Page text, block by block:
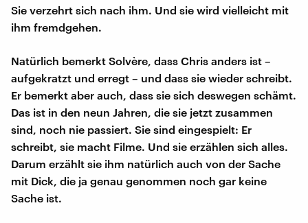
Sie verzehrt sich nach ihm. Und sie wird vielleicht mit
ihm fremdgehen.
Natürlich bemerkt Solvère, dass Chris anders ist –
aufgekratzt und erregt – und dass sie wieder schreibt.
Er bemerkt aber auch, dass sie sich deswegen schämt.
Das ist in den neun Jahren, die sie jetzt zusammen
sind, noch nie passiert. Sie sind eingespielt: Er
schreibt, sie macht Filme. Und sie erzählen sich alles.
Darum erzählt sie ihm natürlich auch von der Sache
mit Dick, die ja genau genommen noch gar keine
Sache ist.